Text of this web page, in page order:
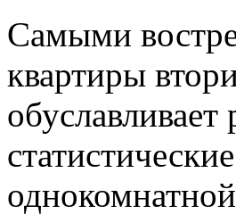
Самыми
квартиры